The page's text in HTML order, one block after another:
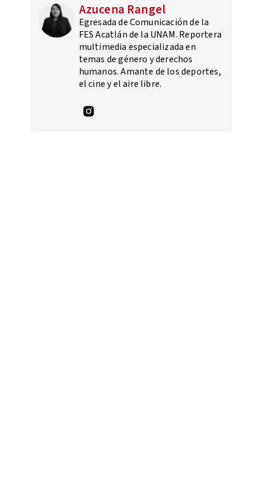
Azucena Rangel
Egresada de Comunicación de la
FES Acatlán de la UNAM. Reportera
multimedia especializada en
temas de género y derechos
humanos. Amante de los deportes,
el cine y el aire libre.